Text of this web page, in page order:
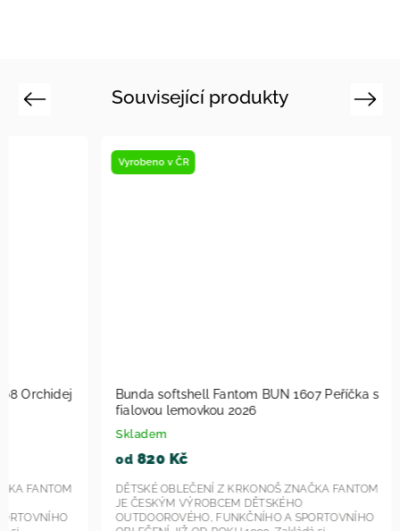
Související produkty
Previous
Bunda softshell Fantom BUN 1607 Peříčka s
fialovou lemovkou 2026
DĚTSKÉ OBLEČENÍ Z KRKONOŠ ZNAČKA FANTOM
JE ČESKÝM VÝROBCEM DĚTSKÉHO
OUTDOOROVÉHO, FUNKČNÍHO A SPORTOVNÍHO
Dětské
DĚTSKÉ
Next